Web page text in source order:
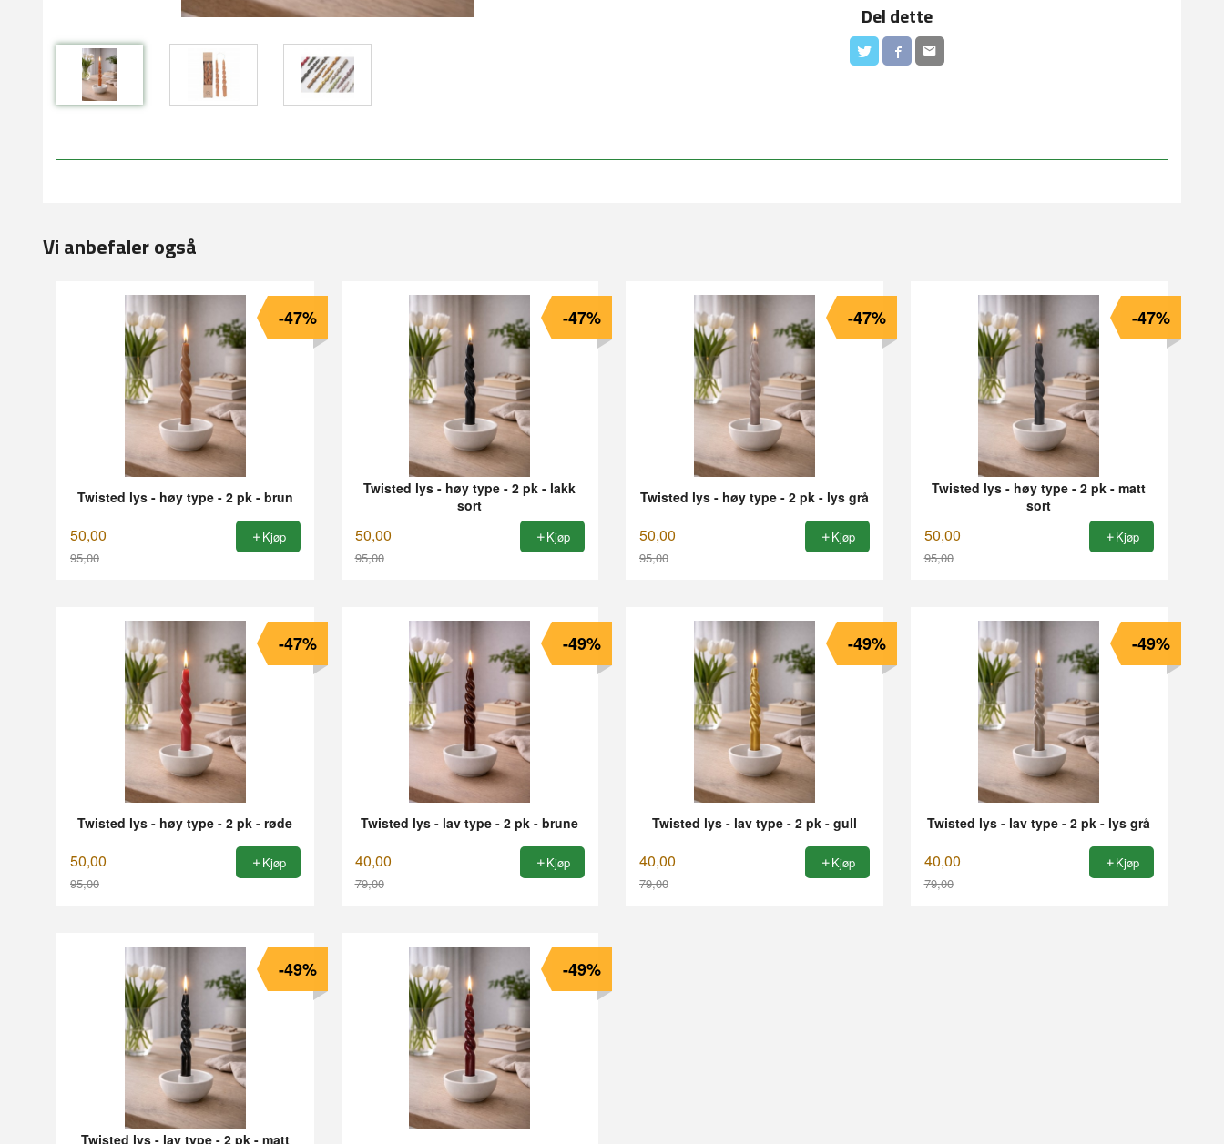
Del dette
Vi anbefaler også
Twisted lys - høy type - 2 pk - brun
50,00
95,00
-47%
Kjøp
Twisted lys - høy type - 2 pk - lakk
sort
50,00
95,00
-47%
Kjøp
Twisted lys - høy type - 2 pk - lys grå
50,00
95,00
-47%
Kjøp
Twisted lys - høy type - 2 pk - matt
sort
50,00
95,00
-47%
Kjøp
Twisted lys - høy type - 2 pk - røde
50,00
95,00
-47%
Kjøp
Twisted lys - lav type - 2 pk - brune
40,00
79,00
-49%
Kjøp
Twisted lys - lav type - 2 pk - gull
40,00
79,00
-49%
Kjøp
Twisted lys - lav type - 2 pk - lys grå
40,00
79,00
-49%
Kjøp
Twisted lys - lav type - 2 pk - matt
-49% -49%